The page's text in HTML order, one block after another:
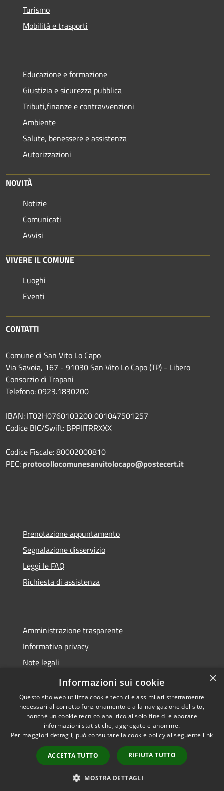
Turismo
Mobilità e trasporti
Educazione e formazione
Giustizia e sicurezza pubblica
Tributi,finanze e contravvenzioni
Ambiente
Salute, benessere e assistenza
Autorizzazioni
NOVITÀ
Notizie
Comunicati
Avvisi
VIVERE IL COMUNE
Luoghi
Eventi
CONTATTI
Comune di San Vito Lo Capo
Via Savoia, 167 - 91030 San Vito Lo Capo (TP) - Libero
Consorzio di Trapani
Telefono: 0923.1830200
IBAN: IT02H0760103200 001047501257
Codice BIC/Swift: BPPIITRRXXX
Codice Fiscale: 80002000810
PEC: protocollocomunesanvitolocapo@postecert.it
Prenotazione appuntamento
Segnalazione disservizio
Leggi le FAQ
Richiesta di assistenza
Amministrazione trasparente
Informativa privacy
Note legali
Dichiarazione di accessibilità
Accessibilità
Copyright © 2026 • Comune di
San Vito Lo Capo • Powered by
Municipium•
Accesso
redazione
×
Informazioni sui cookie
Questo sito web utilizza cookie tecnici e assimilati strettamente
necessari al corretto funzionamento e alla navigazione del sito,
nonché un cookie tecnico analitico al solo fine di elaborare
informazioni statistiche, aggregate e anonime.
Per maggiori dettagli, può consultare la cookie policy al seguente link
ACCETTA TUTTO RIFIUTA TUTTO
MOSTRA DETTAGLI